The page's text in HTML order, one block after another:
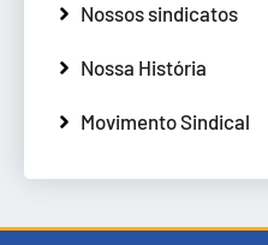
Nossos sindicatos
Nossa História
Movimento Sindical